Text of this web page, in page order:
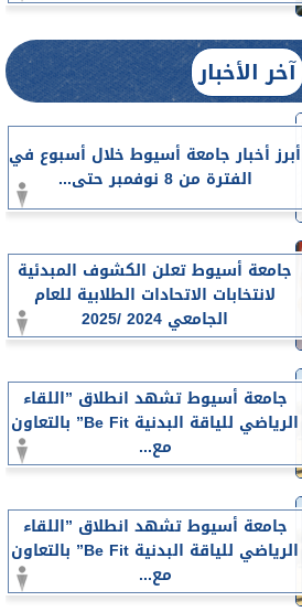
آخر الأخبار
أبرز أخبار جامعة أسيوط خلال أسبوع في
الفترة من 8 نوفمبر حتى...
جامعة أسيوط تعلن الكشوف المبدئية
لانتخابات الاتحادات الطلابية للعام
الجامعي 2024 /2025
جامعة أسيوط تشهد انطلاق ”اللقاء
الرياضي للياقة البدنية Be Fit” بالتعاون
مع...
جامعة أسيوط تشهد انطلاق ”اللقاء
الرياضي للياقة البدنية Be Fit” بالتعاون
مع...